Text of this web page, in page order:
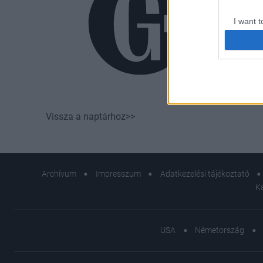
I want
I want
Vissza a naptárhoz>>
Archívum Impresszum Adatkezelési tájékoztató
USA Németország